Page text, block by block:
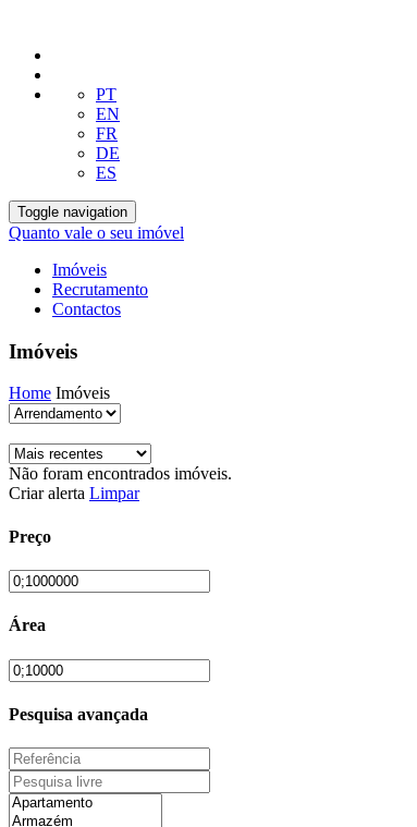
PT
EN
FR
DE
ES
Toggle navigation
Quanto vale o seu imóvel
Imóveis
Recrutamento
Contactos
Imóveis
Home Imóveis
Não foram encontrados imóveis.
Criar alerta Limpar
Preço
Área
Pesquisa avançada